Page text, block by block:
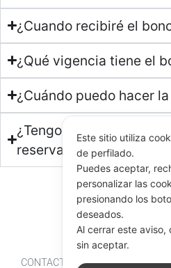
¿Cuando recibiré el
¿Qué vigencia tiene el
¿Cuándo puedo hacer
¿Tengo que llevar el
reserva?
CONTACTO RESERVAS
Este sitio utiliza
de perfilado.
Puedes aceptar,
personalizar las
presionando los
deseados.
Al cerrar este aviso,
sin aceptar.